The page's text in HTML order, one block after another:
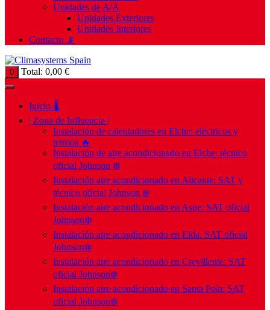
Unidades de A/A
Unidades Exteriores
Unidades Interiores
Contacto 📡
0 Total: 0,00 €
Inicio 🌡️
| Zona de Influencia |
Instalación de calentadores en Elche: eléctricos y
termos 🔥
Instalación de aire acondicionado en Elche: técnico
oficial Johnson ❄️
Instalación aire acondicionado en Alicante: SAT y
técnico oficial Johnson ❄️
Instalación aire acondicionado en Aspe: SAT oficial
Johnson❄️
Instalación aire acondicionado en Elda: SAT oficial
Johnson❄️
Instalación aire acondicionado en Crevillente: SAT
oficial Johnson❄️
Instalación aire acondicionado en Santa Pola: SAT
oficial Johnson❄️